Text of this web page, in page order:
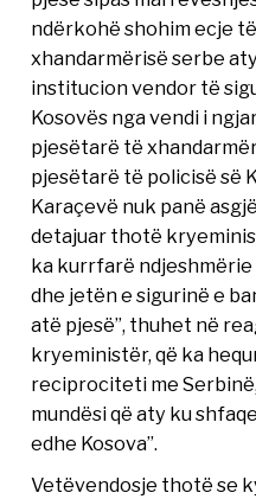
ndërkohë shohim ecje
xhandarmërisë serbe
institucion vendor të
Kosovës nga vendi i
pjesëtarë të
pjesëtarë të policisë së
Karaçevë nuk panë
detajuar thotë
ka kurrfarë
dhe jetën e sigurinë e
atë pjesë”, thuhet në
kryeministër, që ka
reciprociteti me
mundësi që aty ku
edhe Kosova”.
Vetëvendosje thotë se